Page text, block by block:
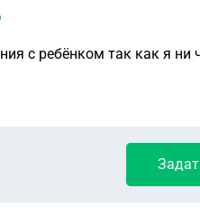
с ребёнком так как я ни